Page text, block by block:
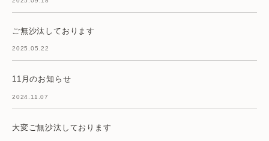
ご無沙汰しております
2025.05.22
11月のお知らせ
2024.11.07
大変ご無沙汰しております